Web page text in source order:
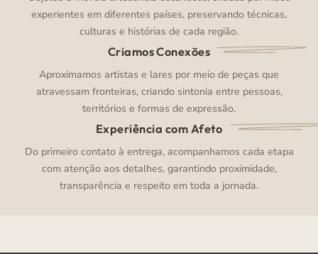
experientes em diferentes países, preservando técnicas,
culturas e histórias de cada região.
Criamos Conexões
Aproximamos artistas e lares por meio de peças que
atravessam fronteiras, criando sintonia entre pessoas,
territórios e formas de expressão.
Experiência com Afeto
Do primeiro contato à entrega, acompanhamos cada etapa
com atenção aos detalhes, garantindo proximidade,
transparência e respeito em toda a jornada.